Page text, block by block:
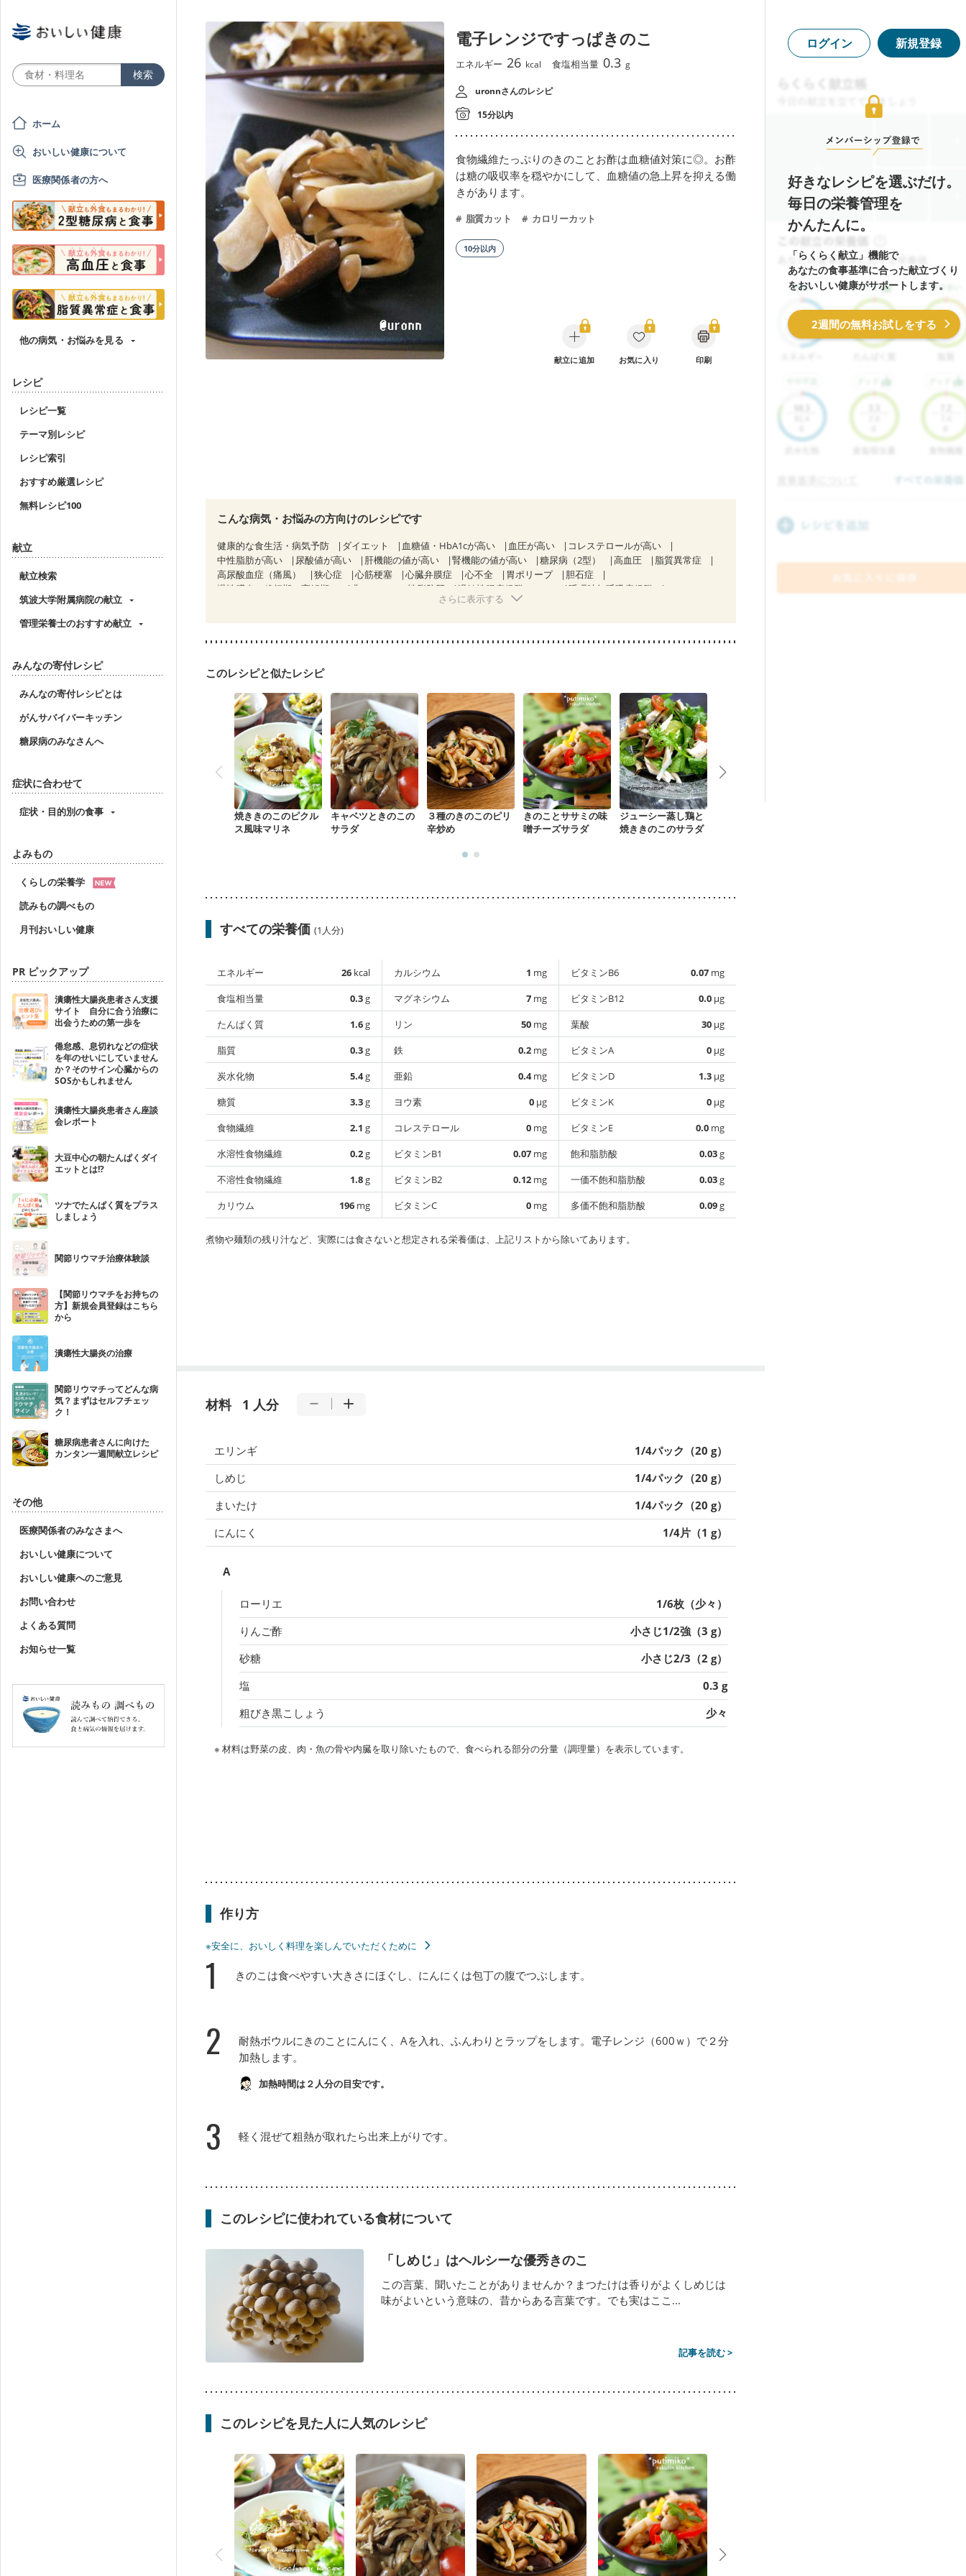
ホーム
おいしい健康について
医療関係者の方へ
他の病気・お悩みを見る
レシピ
レシピ一覧
テーマ別レシピ
レシピ索引
おすすめ厳選レシピ
無料レシピ100
献立
献立検索
筑波大学附属病院の献立
管理栄養士のおすすめ献立
みんなの寄付レシピ
みんなの寄付レシピとは
がんサバイバーキッチン
糖尿病のみなさんへ
症状に合わせて
症状・目的別の食事
よみもの
くらしの栄養学
読みもの調べもの
月刊おいしい健康
PR ピックアップ
潰瘍性大腸炎患者さん支援
サイト 自分に合う治療に
出会うための第一歩を
倦怠感、息切れなどの症状
を年のせいにしていません
か？そのサイン心臓からの
SOSかもしれません
潰瘍性大腸炎患者さん座談
会レポート
大豆中心の朝たんぱくダイ
エットとは!?
ツナでたんぱく質をプラス
しましょう
関節リウマチ治療体験談
【関節リウマチをお持ちの
方】新規会員登録はこちら
から
潰瘍性大腸炎の治療
関節リウマチってどんな病
気？まずはセルフチェッ
ク！
糖尿病患者さんに向けた
カンタン一週間献立レシピ
その他
医療関係者のみなさまへ
おいしい健康について
おいしい健康へのご意見
お問い合わせ
よくある質問
お知らせ一覧
電子レンジですっぱきのこ
エネルギー 26 kcal 食塩相当量 0.3 g
uronnさんのレシピ
15分以内
食物繊維たっぷりのきのことお酢は血糖値対策に◎。お酢
は糖の吸収率を穏やかにして、血糖値の急上昇を抑える働
きがあります。
脂質カット カロリーカット
10分以内
献立に追加 お気に入り 印刷
こんな病気・お悩みの方向けのレシピです
健康的な食生活・病気予防 ダイエット 血糖値・HbA1cが高い 血圧が高い
コレステロールが高い
中性脂肪が高い
尿酸値が高い 肝機能の値が高い 腎機能の値が高い 糖尿病（2型） 高血圧
脂質異常症
高尿酸血症（痛風）
狭心症 心筋梗塞 心臓弁膜症 心不全 胃ポリープ
胆石症
慢性膵炎（移行期・寛解期）
非アルコール性脂肪肝 過敏性腸症候群（IBS）
睡眠時無呼吸症候群
糖尿病性腎症（第３期）
産後（ミルク）
骨折 骨粗しょう症 関節リウマチ 乾癬 貧血対策 ニキビ・肌荒れ 妊活中 更年期
さらに表示する
このレシピと似たレシピ
焼ききのこのピクル
ス風味マリネ
キャベツときのこの
サラダ
３種のきのこのピリ
辛炒め
きのことササミの味
噌チーズサラダ
ジューシー蒸し鶏と
焼ききのこのサラダ
すべての栄養価 (1人分)
エネルギー 26 kcal
食塩相当量
0.3g
たんぱく質
1.6g
脂質
0.3g
炭水化物
5.4g
糖質
3.3g
食物繊維
2.1 g
水溶性食物繊維
0.2g
不溶性食物繊維
1.8g
カリウム
196 mg
カルシウム 1 mg
マグネシウム
7 mg
リン
50 mg
鉄
0.2 mg
亜鉛
0.4mg
ヨウ素
0 µg
コレステロール
0 mg
ビタミンB1
0.07 mg
ビタミンB2
0.12 mg
ビタミンC
0 mg
ビタミンB6 0.07 mg
ビタミンB12
0.0 µg
葉酸
30 µg
ビタミンA
0 µg
ビタミンD
1.3 µg
ビタミンK
0 µg
ビタミンE
0.0 mg
飽和脂肪酸
0.03g
一価不飽和脂肪酸
0.03g
多価不飽和脂肪酸
0.09g
煮物や麺類の残り汁など、実際には食さないと想定される栄養価は、上記リストから除いてあります。
材料 1 人分
エリンギ
1/4パック（20 g）
しめじ
1/4パック（20 g）
まいたけ
1/4パック（20 g）
にんにく
1/4片（1 g）
A
ローリエ
1/6枚（少々）
りんご酢
小さじ1/2強（3 g）
砂糖
小さじ2/3（2 g）
塩
0.3 g
粗びき黒こしょう
少々
※ 材料は野菜の皮、肉・魚の骨や内臓を取り除いたもので、食べられる部分の分量（調理量）を表示しています。
作り方
※安全に、おいしく料理を楽しんでいただくために
1 きのこは食べやすい大きさにほぐし、にんにくは包丁の腹でつぶします。
2
耐熱ボウルにきのことにんにく、Aを入れ、ふんわりとラップをします。電子レンジ（600ｗ）で２分
加熱します。
加熱時間は２人分の目安です。
3 軽く混ぜて粗熱が取れたら出来上がりです。
このレシピに使われている食材について
「しめじ」はヘルシーな優秀きのこ
この言葉、聞いたことがありませんか？まつたけは香りがよくしめじは
味がよいという意味の、昔からある言葉です。でも実はここ...
記事を読む >
このレシピを見た人に人気のレシピ
ログイン 新規登録
好きなレシピを選ぶだけ。
毎日の栄養管理を
かんたんに。
「らくらく献立」機能で
あなたの食事基準に合った献立づくり
をおいしい健康がサポートします。
2週間の無料お試しをする